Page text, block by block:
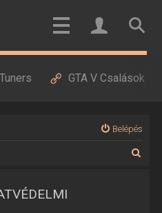
GTA V Csalások
Belépés